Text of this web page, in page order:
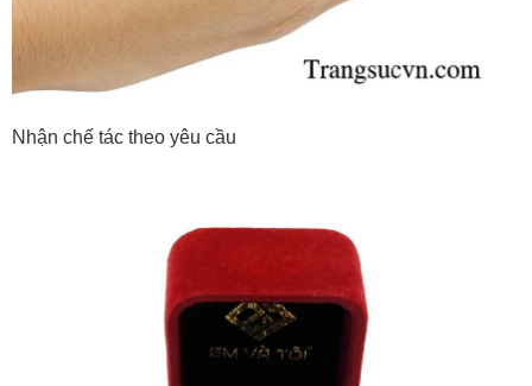
Nhận chế tác theo yêu cầu